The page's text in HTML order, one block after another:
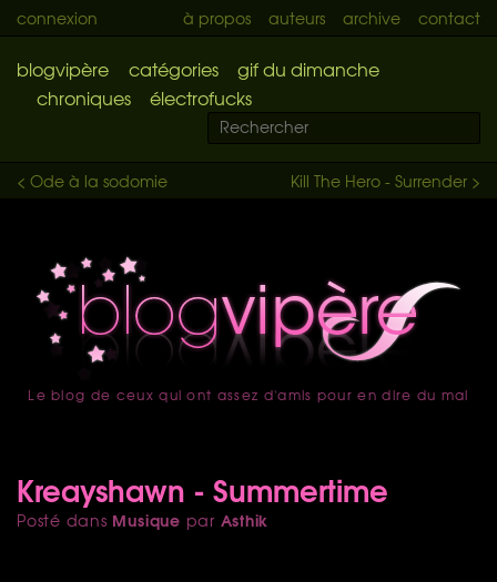
connexion à propos auteurs archive contact
blogvipère catégories
gif du dimanche
chroniques
électrofucks
Kill The Hero - Surrender >
< Ode à la sodomie
accueil
Le blog de ceux qui ont assez d'amis pour en dire du mal
Kreayshawn - Summertime
Posté dans Musique par Asthik